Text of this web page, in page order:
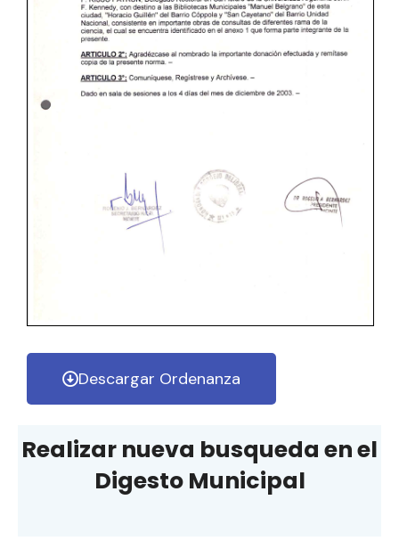
Descargar Ordenanza
Realizar nueva busqueda en el
Digesto Municipal